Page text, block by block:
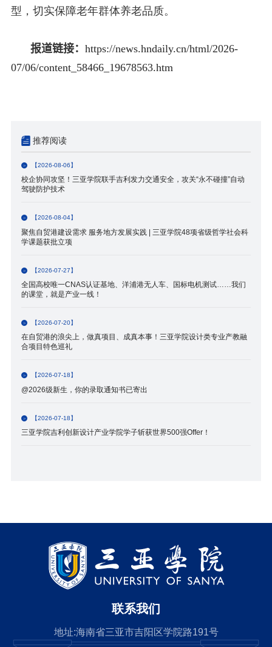
型，切实保障老年群体养老品质。
报道链接： https://news.hndaily.cn/html/2026-
07/06/content_58466_19678563.htm
推荐阅读
【2026-08-06】
校企协同攻坚！三亚学院联手吉利发力交通安全，攻关“永不碰撞”自动
驾驶防护技术
【2026-08-04】
聚焦自贸港建设需求 服务地方发展实践 | 三亚学院48项省级哲学社会科
学课题获批立项
【2026-07-27】
全国高校唯一CNAS认证基地、洋浦港无人车、国标电机测试……我们
的课堂，就是产业一线！
【2026-07-20】
在自贸港的浪尖上，做真项目、成真本事！三亚学院设计类专业产教融
合项目特色巡礼
【2026-07-18】
@2026级新生，你的录取通知书已寄出
【2026-07-18】
三亚学院吉利创新设计产业学院学子斩获世界500强Offer！
联系我们
地址:海南省三亚市吉阳区学院路191号